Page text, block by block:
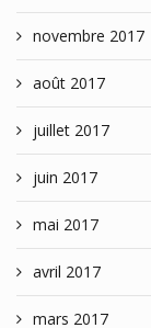
novembre 2017
août 2017
juillet 2017
juin 2017
mai 2017
avril 2017
mars 2017